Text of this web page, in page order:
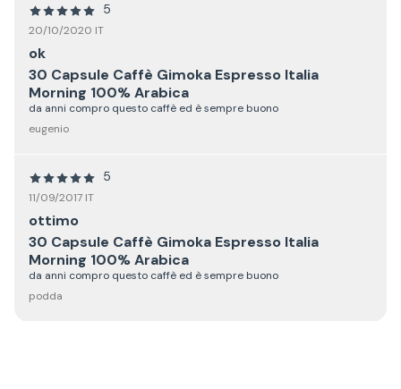
5
20/10/2020 IT
ok
30 Capsule Caffè Gimoka Espresso Italia
Morning 100% Arabica
da anni compro questo caffè ed è sempre buono
eugenio
5
11/09/2017 IT
ottimo
30 Capsule Caffè Gimoka Espresso Italia
Morning 100% Arabica
da anni compro questo caffè ed è sempre buono
podda